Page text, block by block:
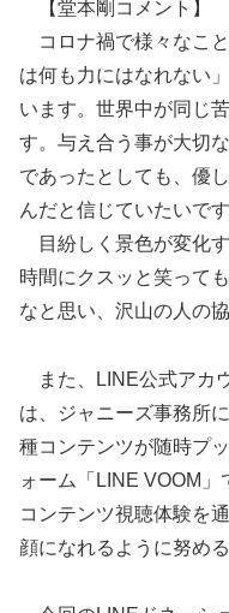
【堂本剛コメント】
コロナ禍で様々なこ
は何も力にはなれない
います。世界中が同じ
す。与え合う事が大切
であったとしても、優
んだと信じていたいです
目紛しく景色が変化
時間にクスッと笑って
なと思い、沢山の人の
また、LINE公式アカ
は、ジャニーズ事務所
種コンテンツが随時プ
ォーム「LINE VOOM
コンテンツ視聴体験を
顔になれるように努め